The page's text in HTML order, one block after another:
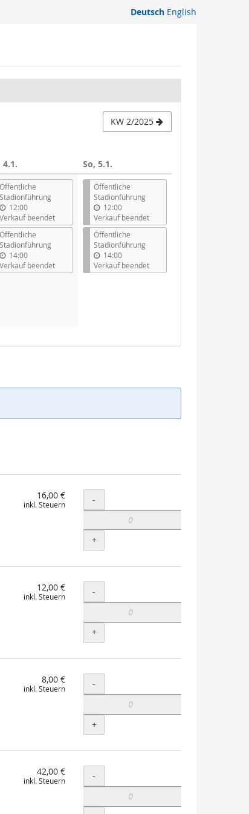
Deutsch English
KW 2/2025
4.1.
Öffentliche
Stadionführung
12:00
Verkauf beendet
Öffentliche
Stadionführung
14:00
Verkauf beendet
So, 5.1.
Öffentliche
Stadionführung
12:00
Verkauf beendet
Öffentliche
Stadionführung
14:00
Verkauf beendet
16,00 €
inkl. Steuern Menge
-
+
12,00 €
inkl. Steuern Menge
-
+
8,00 €
inkl. Steuern Menge
-
+
42,00 €
inkl. Steuern Menge
-